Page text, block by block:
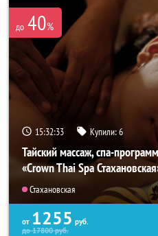
до 40%
15:32:31 Купили:6
Тайский массаж, спа-
«Crown Thai Spa
Стахановская
от 1255 руб.
до17800руб.